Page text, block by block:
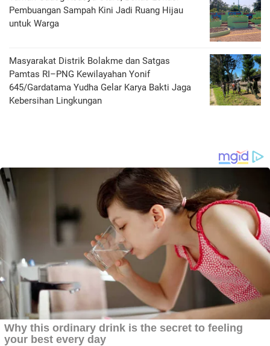
Pembuangan Sampah Kini Jadi Ruang Hijau
untuk Warga
Masyarakat Distrik Bolakme dan Satgas
Pamtas RI–PNG Kewilayahan Yonif
645/Gardatama Yudha Gelar Karya Bakti Jaga
Kebersihan Lingkungan